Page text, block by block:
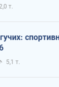
т.
5,1 т.